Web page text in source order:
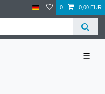
0 0,00 EUR
☰